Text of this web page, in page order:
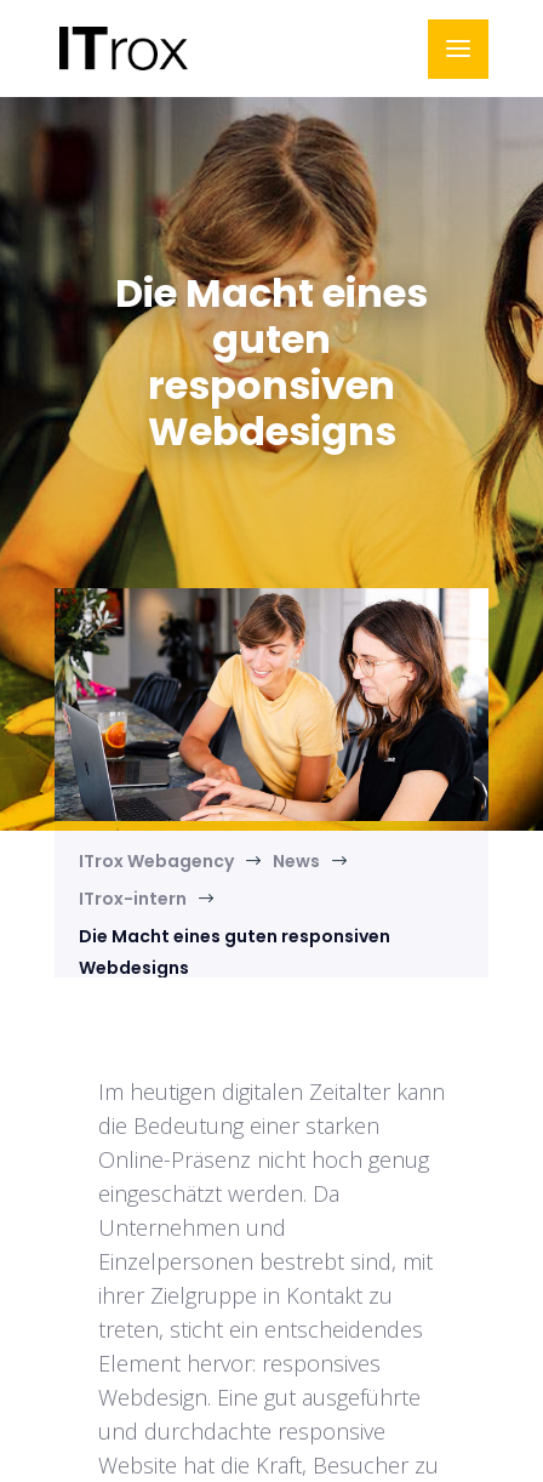
Die Macht eines
guten
responsiven
Webdesigns
ITrox Webagency $ News $
ITrox-intern $
Die Macht eines guten responsiven
Webdesigns
Im heutigen digitalen Zeitalter kann
die Bedeutung einer starken
Online-Präsenz nicht hoch genug
eingeschätzt werden. Da
Unternehmen und
Einzelpersonen bestrebt sind, mit
ihrer Zielgruppe in Kontakt zu
treten, sticht ein entscheidendes
Element hervor: responsives
Webdesign. Eine gut ausgeführte
und durchdachte responsive
Website hat die Kraft, Besucher zu